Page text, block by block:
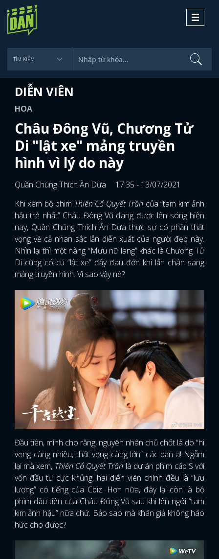
Toggle
DIỄN VIÊN
HOA
Châu Đông Vũ, Chương Tử
Di "lật xe" mảng truyền
hình vì lý do này
Quần Chúng Thích Ăn Dưa
17:35 - 13/07/2021
Khi xem bộ phim Thiên Cổ Quyết Trần của “tam kim ảnh
hậu trẻ nhất” Châu Đông Vũ đang được lên sóng hiện
nay, Quần Chúng Thích Ăn Dưa thực sự có phần thất
vọng về cả nhan sắc lẫn diễn xuất của người đẹp này.
Nhìn lại thì một nàng “Mưu nữ lang” khác là Chương Tử
Di cũng có cú “lật xe” đầy đau đớn khi lấn chân sang
mảng truyền hình. Vì sao vậy nè?
Đầu tiên, mình cho rằng, nguyên nhân chủ chốt là do “hi
vọng càng nhiều, thất vọng càng lớn” các bạn ạ! Ngẫm
lại mà xem, Thiên Cổ Quyết Trần là dự án phim cấp S với
vốn đầu tư cực khủng, hai diễn viên chính đều là “lưu
lượng” có tiếng của Cbiz. Hơn nữa, đây lại còn là bộ
phim đầu tiên của Châu Đông Vũ sau khi lên ngôi “tam
kim ảnh hậu” nữa chứ. Bảo sao mà khán giả không háo
hức cho được?